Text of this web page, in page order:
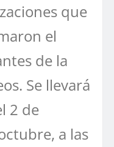
que
el
de la
Se llevará
2 de
a las